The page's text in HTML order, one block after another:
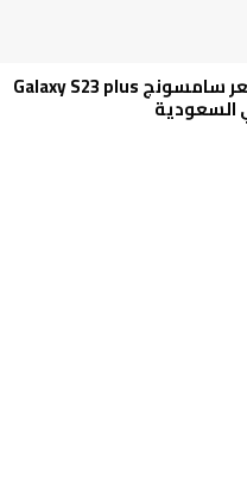
سعر سامسونج Galaxy S23 plus
السعودية